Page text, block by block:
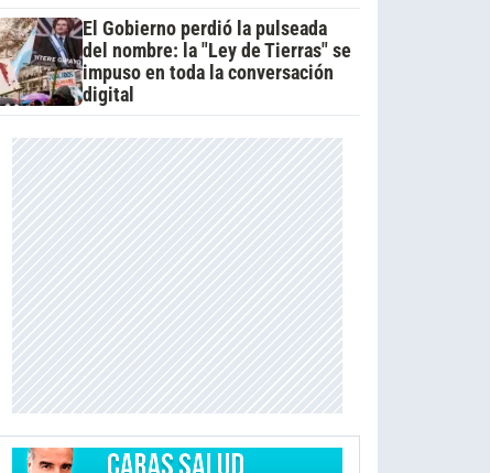
El Gobierno perdió la pulseada
del nombre: la "Ley de Tierras" se
impuso en toda la conversación
digital